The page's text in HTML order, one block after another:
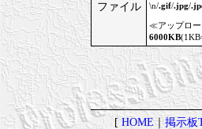
ファイル
\n/.gif/.jpg/
≪アップロ
6000KB
[HOME｜掲示板